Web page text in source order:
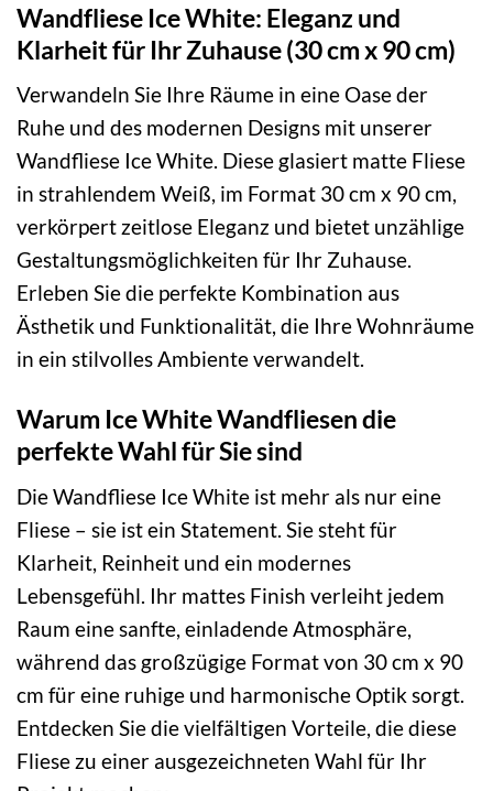
Wandfliese Ice White: Eleganz und
Klarheit für Ihr Zuhause (30 cm x 90 cm)
Verwandeln Sie Ihre Räume in eine Oase der
Ruhe und des modernen Designs mit unserer
Wandfliese Ice White. Diese glasiert matte Fliese
in strahlendem Weiß, im Format 30 cm x 90 cm,
verkörpert zeitlose Eleganz und bietet unzählige
Gestaltungsmöglichkeiten für Ihr Zuhause.
Erleben Sie die perfekte Kombination aus
Ästhetik und Funktionalität, die Ihre Wohnräume
in ein stilvolles Ambiente verwandelt.
Warum Ice White Wandfliesen die
perfekte Wahl für Sie sind
Die Wandfliese Ice White ist mehr als nur eine
Fliese – sie ist ein Statement. Sie steht für
Klarheit, Reinheit und ein modernes
Lebensgefühl. Ihr mattes Finish verleiht jedem
Raum eine sanfte, einladende Atmosphäre,
während das großzügige Format von 30 cm x 90
cm für eine ruhige und harmonische Optik sorgt.
Entdecken Sie die vielfältigen Vorteile, die diese
Fliese zu einer ausgezeichneten Wahl für Ihr